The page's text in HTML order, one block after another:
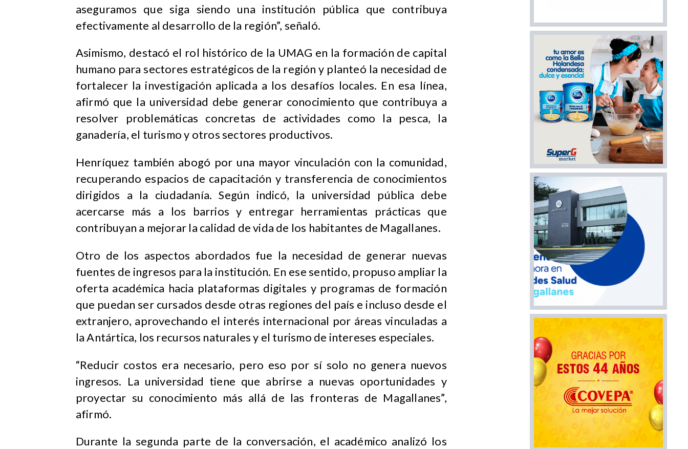
aseguramos que siga siendo una institución pública que contribuya
efectivamente al desarrollo de la región”, señaló.
Asimismo, destacó el rol histórico de la UMAG en la formación de capital
humano para sectores estratégicos de la región y planteó la necesidad de
fortalecer la investigación aplicada a los desafíos locales. En esa línea,
afirmó que la universidad debe generar conocimiento que contribuya a
resolver problemáticas concretas de actividades como la pesca, la
ganadería, el turismo y otros sectores productivos.
Henríquez también abogó por una mayor vinculación con la comunidad,
recuperando espacios de capacitación y transferencia de conocimientos
dirigidos a la ciudadanía. Según indicó, la universidad pública debe
acercarse más a los barrios y entregar herramientas prácticas que
contribuyan a mejorar la calidad de vida de los habitantes de Magallanes.
Otro de los aspectos abordados fue la necesidad de generar nuevas
fuentes de ingresos para la institución. En ese sentido, propuso ampliar la
oferta académica hacia plataformas digitales y programas de formación
que puedan ser cursados desde otras regiones del país e incluso desde el
extranjero, aprovechando el interés internacional por áreas vinculadas a
la Antártica, los recursos naturales y el turismo de intereses especiales.
“Reducir costos era necesario, pero eso por sí solo no genera nuevos
ingresos. La universidad tiene que abrirse a nuevas oportunidades y
proyectar su conocimiento más allá de las fronteras de Magallanes”,
afirmó.
Durante la segunda parte de la conversación, el académico analizó los